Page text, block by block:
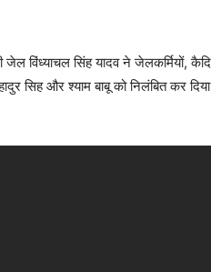
विंध्याचल सिंह यादव ने जेलकर्मियों,
सिह और श्याम बाबू को निलंबित कर